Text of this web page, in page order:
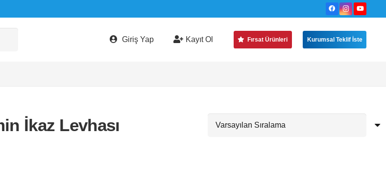
Giriş Yap Kayıt Ol Fırsat Ürünleri Kurumsal Teklif İste
İkaz Levhası